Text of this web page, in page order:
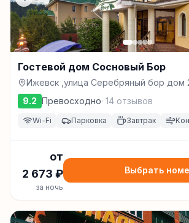
Гостевой дом Сосновый Бор
Ижевск ,улица Серебряный бор дом
9.2 Превосходно· 14 отзывов
Wi-Fi Парковка Завтрак
от
2 673 ₽
за ночь
Выбрать